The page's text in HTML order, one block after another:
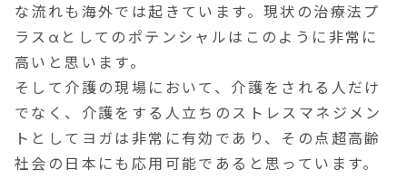
な流れも海外では起きています。現状の治療法プ
ラスαとしてのポテンシャルはこのように非常に
高いと思います。
そして介護の現場において、介護をされる人だけ
でなく、介護をする人立ちのストレスマネジメン
トとしてヨガは非常に有効であり、その点超高齢
社会の日本にも応用可能であると思っています。